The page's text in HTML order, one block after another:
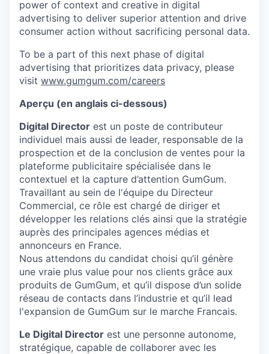
power of context and creative in digital
advertising to deliver superior attention and drive
consumer action without sacrificing personal data.
To be a part of this next phase of digital
advertising that prioritizes data privacy, please
visit www.gumgum.com/careers
Aperçu (en anglais ci-dessous)
Digital Director est un poste de contributeur
individuel mais aussi de leader, responsable de la
prospection et de la conclusion de ventes pour la
plateforme publicitaire spécialisée dans le
contextuel et la capture d’attention GumGum.
Travaillant au sein de l'équipe du Directeur
Commercial, ce rôle est chargé de diriger et
développer les relations clés ainsi que la stratégie
auprès des principales agences médias et
annonceurs en France.
Nous attendons du candidat choisi qu’il génère
une vraie plus value pour nos clients grâce aux
produits de GumGum, et qu’il dispose d’un solide
réseau de contacts dans l’industrie et qu’il lead
l'expansion de GumGum sur le marche Francais.
Le Digital Director est une personne autonome,
stratégique, capable de collaborer avec les